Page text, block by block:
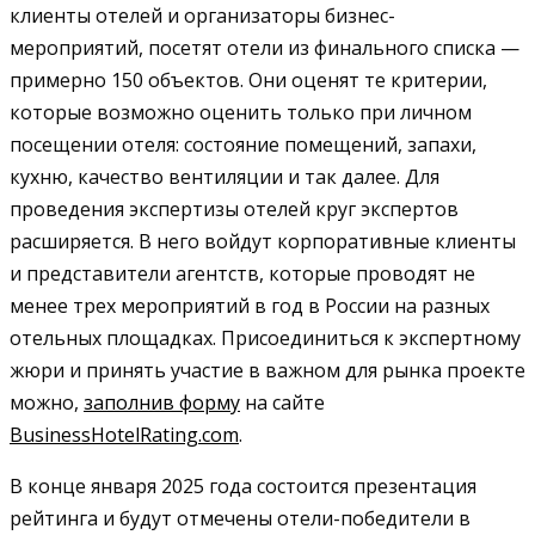
клиенты отелей и организаторы бизнес-
мероприятий, посетят отели из финального списка —
примерно 150 объектов. Они оценят те критерии,
которые возможно оценить только при личном
посещении отеля: состояние помещений, запахи,
кухню, качество вентиляции и так далее. Для
проведения экспертизы отелей круг экспертов
расширяется. В него войдут корпоративные клиенты
и представители агентств, которые проводят не
менее трех мероприятий в год в России на разных
отельных площадках. Присоединиться к экспертному
жюри и принять участие в важном для рынка проекте
можно, заполнив форму на сайте
BusinessHotelRating.com.
В конце января 2025 года состоится презентация
рейтинга и будут отмечены отели-победители в